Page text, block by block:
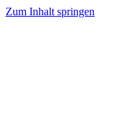
Zum Inhalt springen